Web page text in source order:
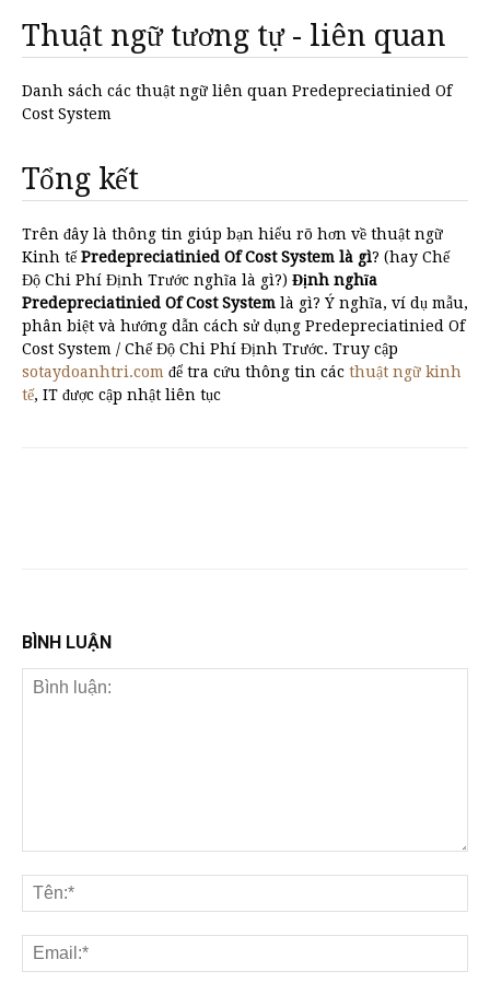
Thuật ngữ tương tự - liên quan
Danh sách các thuật ngữ liên quan Predepreciatinied Of
Cost System
Tổng kết
Trên đây là thông tin giúp bạn hiểu rõ hơn về thuật ngữ
Kinh tếPredepreciatinied Of Cost System là gì? (hay Chế
Độ Chi Phí Định Trước nghĩa là gì?) Định nghĩa
Predepreciatinied Of Cost System là gì? Ý nghĩa, ví dụ mẫu,
phân biệt và hướng dẫn cách sử dụng Predepreciatinied Of
Cost System / Chế Độ Chi Phí Định Trước. Truy cập
sotaydoanhtri.com để tra cứu thông tin các thuật ngữ kinh
tế, IT được cập nhật liên tục
BÌNH LUẬN